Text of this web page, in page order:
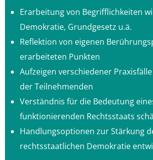
Erarbeitung von Begrifflichkeiten
Demokratie, Grundgesetz u.ä.
Reflektion von eigenen
erarbeiteten Punkten
Aufzeigen verschiedener
der Teilnehmenden
Verständnis für die Bedeutung
funktionierenden Rechtsstaats
Handlungsoptionen zur Stärkung
rechtsstaatlichen Demokratie